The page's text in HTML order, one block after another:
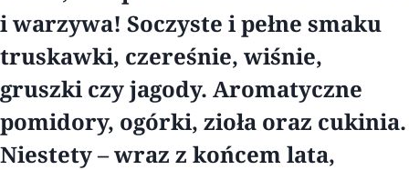
i warzywa! Soczyste i pełne smaku
truskawki, czereśnie, wiśnie,
gruszki czy jagody. Aromatyczne
pomidory, ogórki, zioła oraz cukinia.
Niestety – wraz z końcem lata,